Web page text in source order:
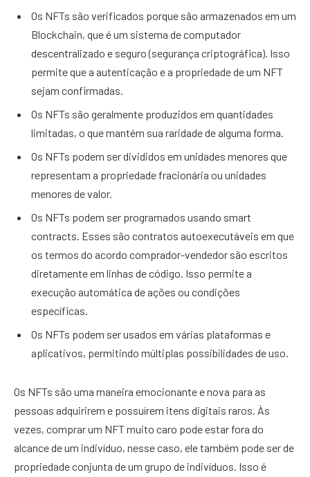
Os NFTs são verificados porque são armazenados em um
Blockchain, que é um sistema de computador
descentralizado e seguro (segurança criptográfica). Isso
permite que a autenticação e a propriedade de um NFT
sejam confirmadas.
Os NFTs são geralmente produzidos em quantidades
limitadas, o que mantém sua raridade de alguma forma.
Os NFTs podem ser divididos em unidades menores que
representam a propriedade fracionária ou unidades
menores de valor.
Os NFTs podem ser programados usando smart
contracts. Esses são contratos autoexecutáveis em que
os termos do acordo comprador-vendedor são escritos
diretamente em linhas de código. Isso permite a
execução automática de ações ou condições
específicas.
Os NFTs podem ser usados em várias plataformas e
aplicativos, permitindo múltiplas possibilidades de uso.
Os NFTs são uma maneira emocionante e nova para as
pessoas adquirirem e possuírem itens digitais raros. Às
vezes, comprar um NFT muito caro pode estar fora do
alcance de um indivíduo, nesse caso, ele também pode ser de
propriedade conjunta de um grupo de indivíduos. Isso é